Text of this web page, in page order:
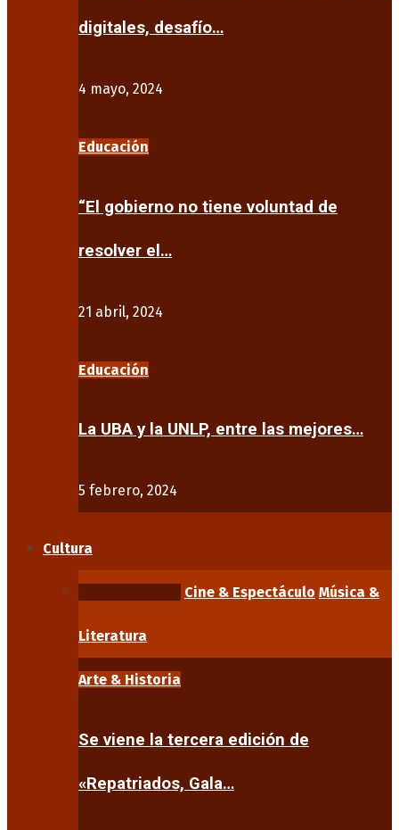
digitales, desafío…
4 mayo, 2024
Educación
“El gobierno no tiene voluntad de
resolver el…
21 abril, 2024
Educación
La UBA y la UNLP, entre las mejores…
5 febrero, 2024
Cultura
Cine & Espectáculo Música &
Literatura
Arte & Historia
Se viene la tercera edición de
«Repatriados, Gala…